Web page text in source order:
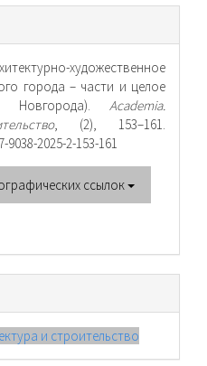
художественное
города – части и целое
Новгорода). Academia.
, (2), 153–161.
2025-2-153-161
ссылок
и строительство